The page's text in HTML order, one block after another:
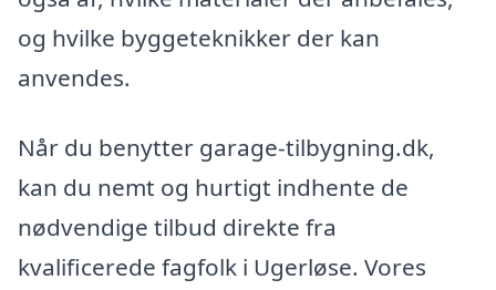
og hvilke byggeteknikker der kan
anvendes.
Når du benytter garage-tilbygning.dk,
kan du nemt og hurtigt indhente de
nødvendige tilbud direkte fra
kvalificerede fagfolk i Ugerløse. Vores